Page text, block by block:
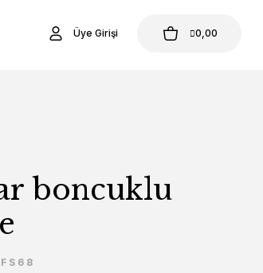
Üye Girişi 0,00
boncuklu